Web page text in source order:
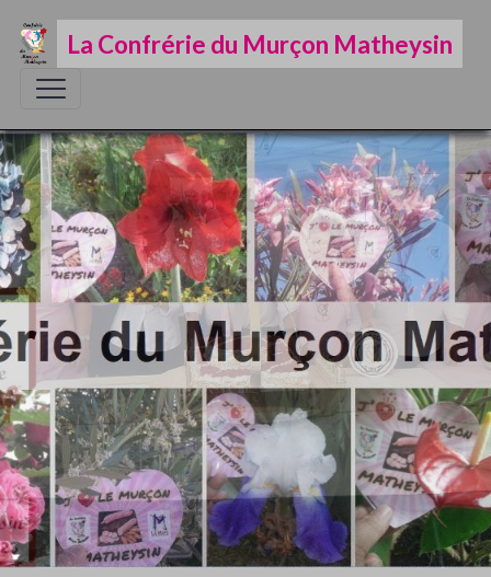
La Confrérie du Murçon Matheysin